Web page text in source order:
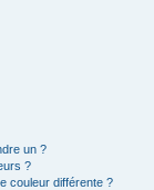
un ?
?
couleur différente ?